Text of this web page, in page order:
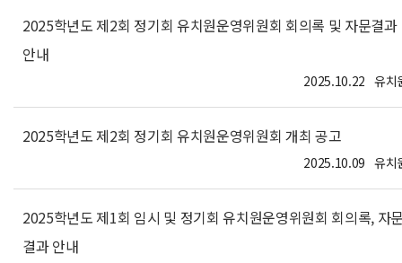
2025학년도 제2회 정기회 유치원운영위원회 회의록 및 자문결과
안내
유치
2025.10.22
2025학년도 제2회 정기회 유치원운영위원회 개최 공고
유치
2025.10.09
2025학년도 제1회 임시 및 정기회 유치원운영위원회 회의록, 자
결과 안내